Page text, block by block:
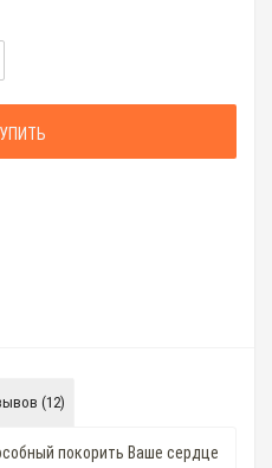
(12)
покорить Ваше сердце